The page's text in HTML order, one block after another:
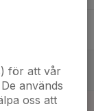
för att vår
används
oss att